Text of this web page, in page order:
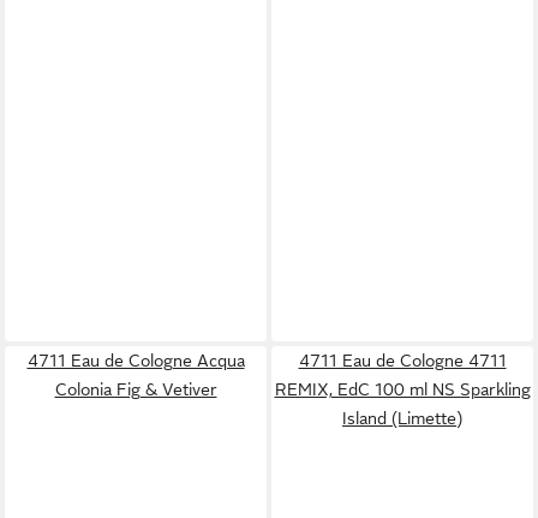
4711 Eau de Cologne Acqua
Colonia Fig & Vetiver
4711 Eau de Cologne 4711
REMIX, EdC 100 ml NS Sparkling
Island (Limette)